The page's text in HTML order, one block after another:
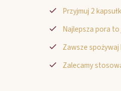
Przyjmuj 2
Najlepsza pora to
Zawsze spożywaj
Zalecamy